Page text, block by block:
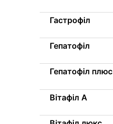
Гастрофіл
Гепатофіл
Гепатофіл плюс
Вітафіл A